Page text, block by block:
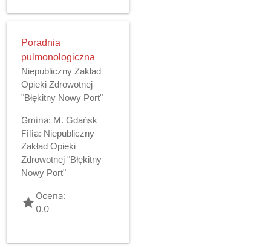
Poradnia
pulmonologiczna
Niepubliczny Zakład
Opieki Zdrowotnej
"Błękitny Nowy Port"
Gmina: M. Gdańsk
Filia: Niepubliczny
Zakład Opieki
Zdrowotnej "Błękitny
Nowy Port"
gradeOcena:
0.0